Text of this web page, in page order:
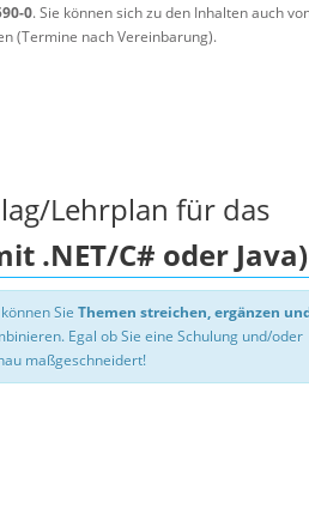
0. Sie können sich zu den Inhalten auch
(Termine nach Vereinbarung).
Lehrplan für das
.NET/C# oder Java)
Sie Themen streichen, ergänzen
Egal ob Sie eine Schulung und/oder
maßgeschneidert!